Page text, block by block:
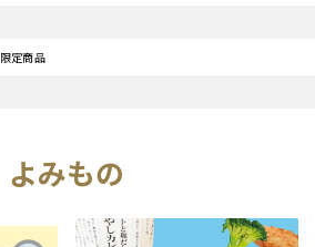
限定商品
よみもの